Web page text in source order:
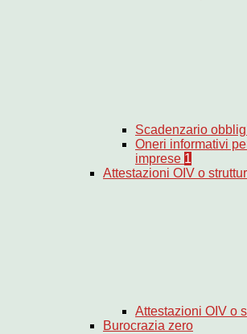
Scadenzario
Oneri informativi
imprese 1
Attestazioni OIV o
Attestazioni OIV o
Burocrazia zero